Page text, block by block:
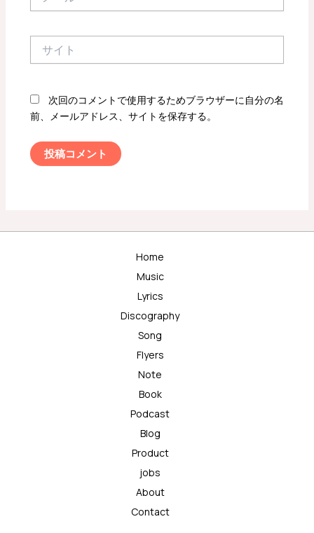
次回のコメントで使用するためブラウザーに自分の名
前、メールアドレス、サイトを保存する。
Home
Music
Lyrics
Discography
Song
Flyers
Note
Book
Podcast
Blog
Product
jobs
About
Contact